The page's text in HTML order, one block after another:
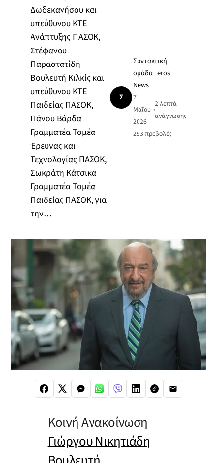
Δωδεκανήσου και
υπεύθυνου ΚΤΕ
Ανάπτυξης ΠΑΣΟΚ,
Στέφανου
Παραστατίδη
Βουλευτή Κιλκίς και
υπεύθυνου ΚΤΕ
Παιδείας ΠΑΣΟΚ,
Πάνου Βάρδα
Γραμματέα Τομέα
Έρευνας και
Τεχνολογίας ΠΑΣΟΚ,
Σωκράτη Κάτσικα
Γραμματέα Τομέα
Παιδείας ΠΑΣΟΚ, για
την…
Σ
Συντακτική
ομάδα Leros
News
7
Μαΐου
2026
•
2 λεπτά
ανάγνωσης
293 προβολές
Κοινή Ανακοίνωση
Γιώργου Νικητιάδη